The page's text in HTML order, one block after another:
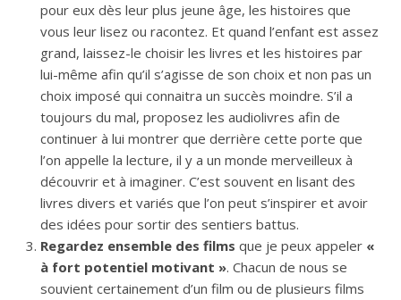
pour eux dès leur plus jeune âge, les histoires que
vous leur lisez ou racontez. Et quand l’enfant est assez
grand, laissez-le choisir les livres et les histoires par
lui-même afin qu’il s’agisse de son choix et non pas un
choix imposé qui connaitra un succès moindre. S’il a
toujours du mal, proposez les audiolivres afin de
continuer à lui montrer que derrière cette porte que
l’on appelle la lecture, il y a un monde merveilleux à
découvrir et à imaginer. C’est souvent en lisant des
livres divers et variés que l’on peut s’inspirer et avoir
des idées pour sortir des sentiers battus.
Regardez ensemble des films que je peux appeler «
à fort potentiel motivant ». Chacun de nous se
souvient certainement d’un film ou de plusieurs films